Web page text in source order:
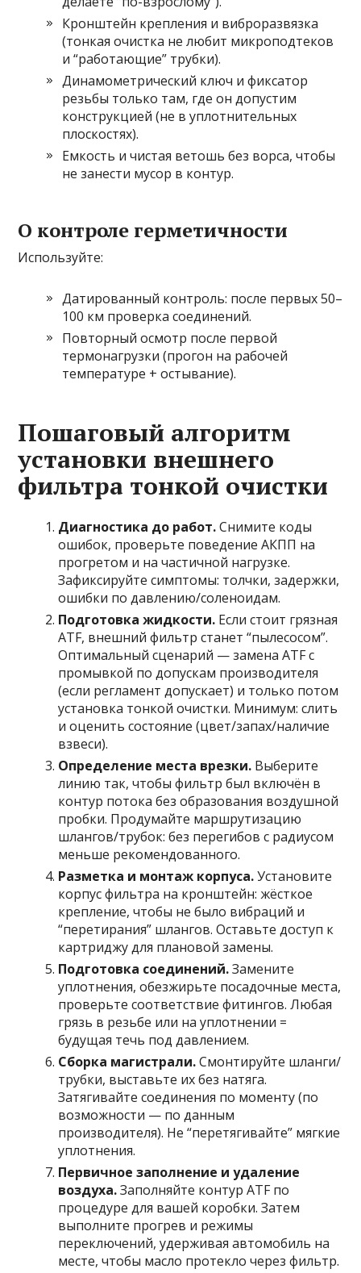
Кронштейн крепления и виброразвязка
(тонкая очистка не любит микроподтеков
и “работающие” трубки).
Динамометрический ключ и фиксатор
резьбы только там, где он допустим
конструкцией (не в уплотнительных
плоскостях).
Емкость и чистая ветошь без ворса, чтобы
не занести мусор в контур.
О контроле герметичности
Используйте:
Датированный контроль: после первых 50–
100 км проверка соединений.
Повторный осмотр после первой
термонагрузки (прогон на рабочей
температуре + остывание).
Пошаговый алгоритм
установки внешнего
фильтра тонкой очистки
Диагностика до работ.Снимите коды
ошибок, проверьте поведение АКПП на
прогретом и на частичной нагрузке.
Зафиксируйте симптомы: толчки, задержки,
ошибки по давлению/соленоидам.
Подготовка жидкости. Если стоит грязная
ATF, внешний фильтр станет “пылесосом”.
Оптимальный сценарий — замена ATF с
промывкой по допускам производителя
(если регламент допускает) и только потом
установка тонкой очистки. Минимум: слить
и оценить состояние (цвет/запах/наличие
взвеси).
Определение места врезки. Выберите
линию так, чтобы фильтр был включён в
контур потока без образования воздушной
пробки. Продумайте маршрутизацию
шлангов/трубок: без перегибов с радиусом
меньше рекомендованного.
Разметка и монтаж корпуса.Установите
корпус фильтра на кронштейн: жёсткое
крепление, чтобы не было вибраций и
“перетирания” шлангов. Оставьте доступ к
картриджу для плановой замены.
Подготовка соединений.Замените
уплотнения, обезжирьте посадочные места,
проверьте соответствие фитингов. Любая
грязь в резьбе или на уплотнении =
будущая течь под давлением.
Сборка магистрали.Смонтируйте шланги/
трубки, выставьте их без натяга.
Затягивайте соединения по моменту (по
возможности — по данным
производителя). Не “перетягивайте” мягкие
уплотнения.
Первичное заполнение и удаление
воздуха.Заполняйте контур ATF по
процедуре для вашей коробки. Затем
выполните прогрев и режимы
переключений, удерживая автомобиль на
месте, чтобы масло протекло через фильтр.